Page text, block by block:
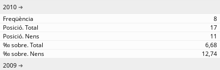
2010
8
17
11
6,68
12,74
2009